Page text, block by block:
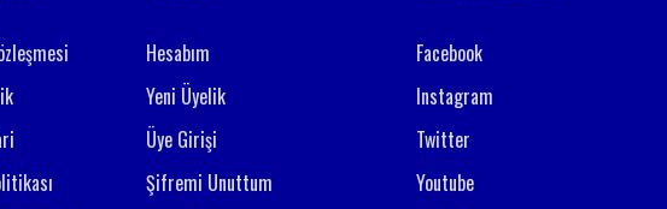
Hesabım
Yeni Üyelik
Üye Girişi
Şifremi Unuttum
Facebook
Instagram
Twitter
Youtube